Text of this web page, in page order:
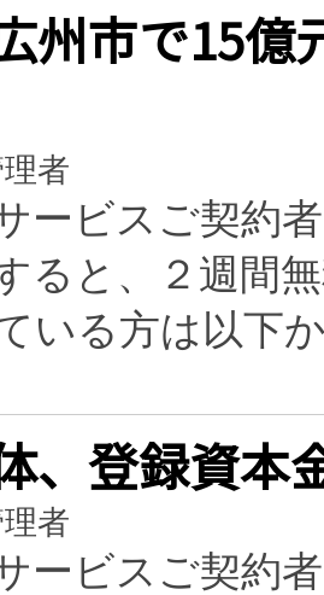
州市で15
者
ービスご契約
ると、２週間
いる方は以下
、登録資本
者
ービスご契約